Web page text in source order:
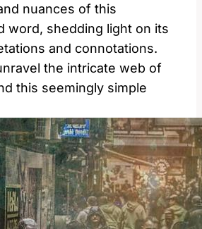
nuances of this
word, shedding light on its
and connotations.
the intricate web of
this seemingly simple